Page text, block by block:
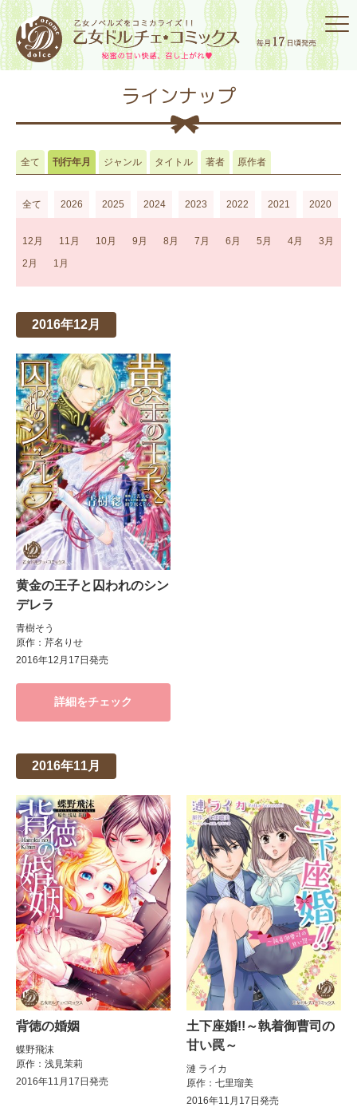
ラインナップ
全て 刊行年月 ジャンル タイトル 著者 原作者
全て 2026 2025 2024 2023 2022 2021 2020
12月 11月 10月 9月 8月 7月 6月 5月 4月
3月
2月
1月
2016年12月
黄金の王子と囚われのシン
デレラ
青樹そう
原作：芹名りせ
2016年12月17日発売
詳細をチェック
2016年11月
背徳の婚姻
蝶野飛沫
原作：浅見茉莉
2016年11月17日発売
土下座婚!!～執着御曹司の
甘い罠～
漣 ライカ
原作：七里瑠美
2016年11月17日発売